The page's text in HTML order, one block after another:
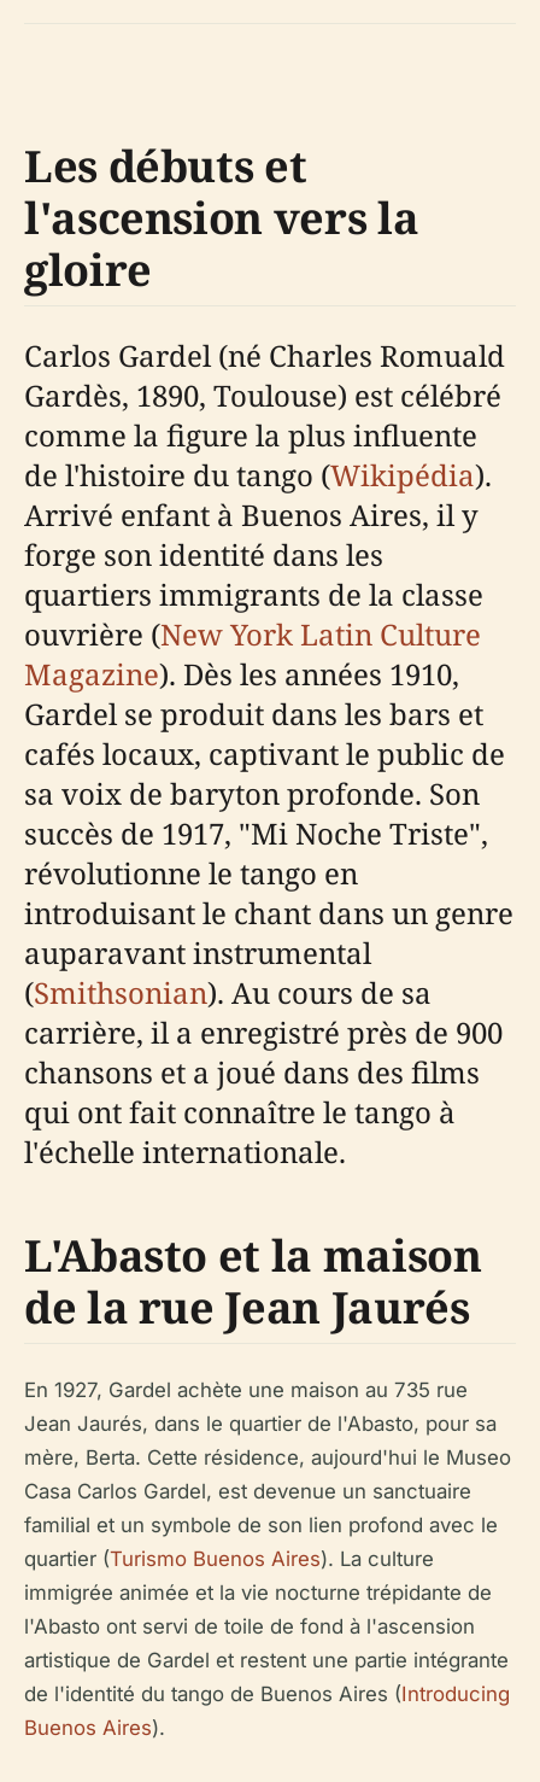
Les débuts et
l'ascension vers la
gloire
Carlos Gardel (né Charles Romuald
Gardès, 1890, Toulouse) est célébré
comme la figure la plus influente
de l'histoire du tango (Wikipédia).
Arrivé enfant à Buenos Aires, il y
forge son identité dans les
quartiers immigrants de la classe
ouvrière (New York Latin Culture
Magazine). Dès les années 1910,
Gardel se produit dans les bars et
cafés locaux, captivant le public de
sa voix de baryton profonde. Son
succès de 1917, "Mi Noche Triste",
révolutionne le tango en
introduisant le chant dans un genre
auparavant instrumental
(Smithsonian). Au cours de sa
carrière, il a enregistré près de 900
chansons et a joué dans des films
qui ont fait connaître le tango à
l'échelle internationale.
L'Abasto et la maison
de la rue Jean Jaurés
En 1927, Gardel achète une maison au 735 rue
Jean Jaurés, dans le quartier de l'Abasto, pour sa
mère, Berta. Cette résidence, aujourd'hui le Museo
Casa Carlos Gardel, est devenue un sanctuaire
familial et un symbole de son lien profond avec le
quartier (Turismo Buenos Aires). La culture
immigrée animée et la vie nocturne trépidante de
l'Abasto ont servi de toile de fond à l'ascension
artistique de Gardel et restent une partie intégrante
de l'identité du tango de Buenos Aires (Introducing
Buenos Aires).